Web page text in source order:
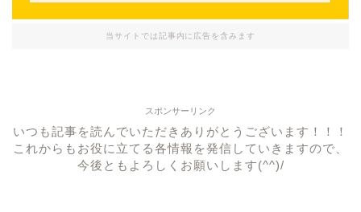
当サイトでは記事内に広告を含みます
スポンサーリンク
いつも記事を読んでいただきありがとうございます！！！
これからもお役に立てる各情報を発信していきますので、
今後ともよろしくお願いします(^^)/